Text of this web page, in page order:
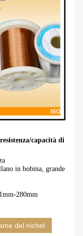
capacità di
in bobina, grande
280mm
del nichel